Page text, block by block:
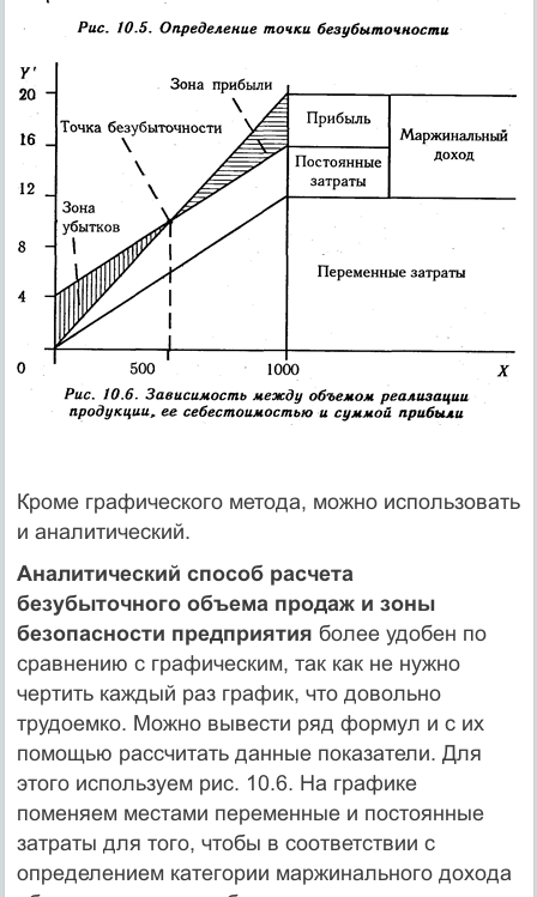
Кроме графического метода, можно использовать
и аналитический.
Аналитический способ расчета
безубыточного объема продаж и зоны
безопасности предприятия более удобен по
сравнению с графическим, так как не нужно
чертить каждый раз график, что довольно
трудоемко. Можно вывести ряд формул и с их
помощью рассчитать данные показатели. Для
этого используем рис. 10.6. На графике
поменяем местами переменные и постоянные
затраты для того, чтобы в соответствии с
определением категории маржинального дохода